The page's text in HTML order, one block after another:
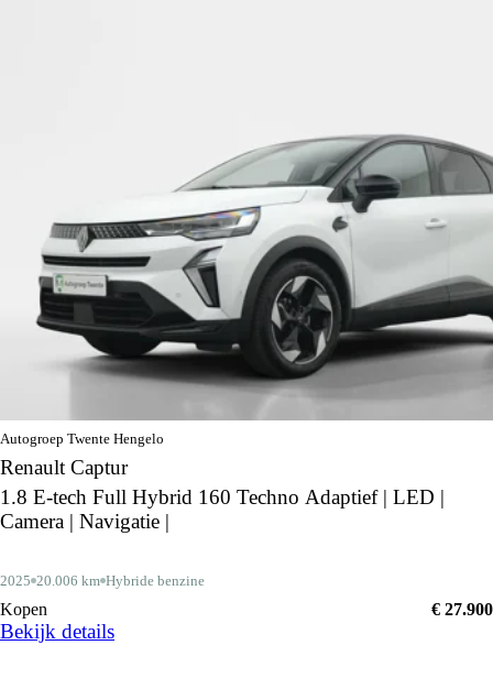
Autogroep Twente Hengelo
Renault Captur
1.8 E-tech Full Hybrid 160 Techno Adaptief | LED |
Camera | Navigatie |
2025 20.006 km Hybride benzine
Kopen € 27.900
Bekijk details